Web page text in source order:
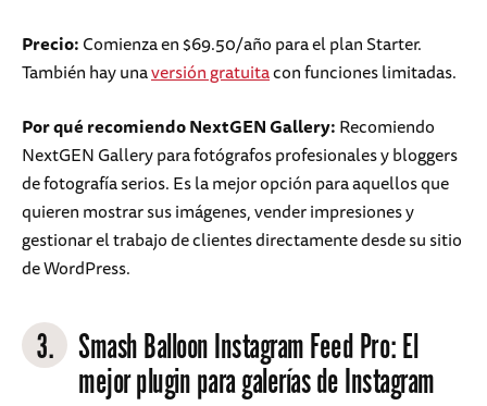
Precio:Comienza en $69.50/año para el plan Starter.
También hay unaversión gratuitacon funciones limitadas.
Por qué recomiendo NextGEN Gallery:Recomiendo
NextGEN Gallery para fotógrafos profesionales y bloggers
de fotografía serios. Es la mejor opción para aquellos que
quieren mostrar sus imágenes, vender impresiones y
gestionar el trabajo de clientes directamente desde su sitio
de WordPress.
3. Smash Balloon Instagram Feed Pro: El
mejor plugin para galerías de Instagram